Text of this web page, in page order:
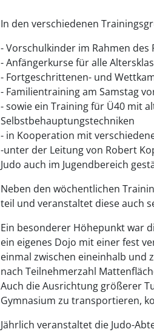
In den verschiedenen
- Vorschulkinder im Rahmen des
- Anfängerkurse für alle
- Fortgeschrittenen- und
- Familientraining am Samstag
- sowie ein Training für Ü40 mit
Selbstbehauptungstechniken
- in Kooperation mit
-unter der Leitung von Robert
Judo auch im Jugendbereich
Neben den wöchentlichen
teil und veranstaltet diese auch
Ein besonderer Höhepunkt war
ein eigenes Dojo mit einer fest
einmal zwischen eineinhalb und
nach Teilnehmerzahl
Auch die Ausrichtung größerer
Gymnasium zu transportieren,
Jährlich veranstaltet die Judo-